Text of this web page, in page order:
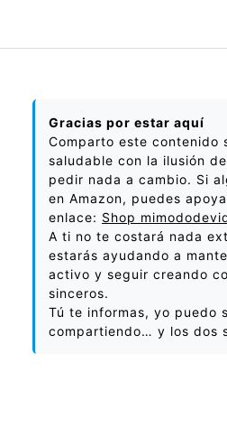
Gracias por estar aquí
Comparto este contenido
saludable con la ilusión
pedir nada a cambio. Si
en Amazon, puedes
enlace: Shop
A ti no te costará nada
estarás ayudando a
activo y seguir creando
sinceros.
Tú te informas, yo puedo
compartiendo… y los dos